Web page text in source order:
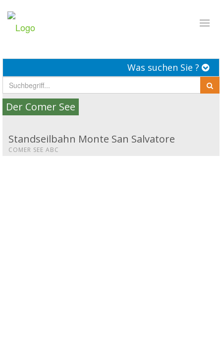
Was suchen Sie ?
Der Comer See
Standseilbahn Monte San Salvatore
COMER SEE ABC